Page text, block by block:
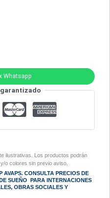
Whatsapp
ilustrativas. Los productos podrán
o colores sin previo aviso.
AVAPS. CONSULTA PRECIOS DE
SUEÑO PARA INTERNACIONES
OBRAS SOCIALES Y